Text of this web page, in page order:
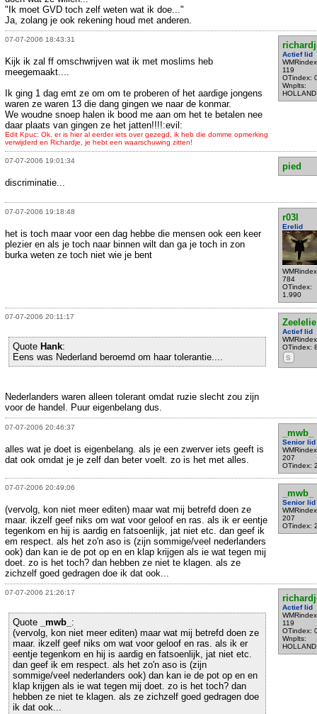
"Ik moet GVD toch zelf weten wat ik doe..."
Ja, zolang je ook rekening houd met anderen.
07-07-2006 18:43:31
Actief lid
119
OTindex:
Wnplts:
HOLLAND
Kijk ik zal ff omschwrijven wat ik met moslims heb
meegemaakt....
Ik ging 1 dag emt ze om om te proberen of het aardige jongens
waren ze waren 13 die dang gingen we naar de konmar.
We woudne snoep halen ik bood me aan om het te betalen nee
daar plaats van gingen ze het jatten!!!!:evil:
Edit Kpuc: Ok, er is hier al eerder iets over gezegd, ik heb die domme opmerking
verwijderd en Richardje, je hebt een waarschuwing zitten!
07-07-2006 19:01:34
pied
discriminatie...
07-07-2006 19:18:48
r03l
Erelid
784
OTindex:
1.990
het is toch maar voor een dag hebbe die mensen ook een keer
plezier en als je toch naar binnen wilt dan ga je toch in zon
burka weten ze toch niet wie je bent
07-07-2006 20:11:17
Zeelelie
Actief lid
OTindex:
S
Quote Hank:
Eens was Nederland beroemd om haar tolerantie....
Nederlanders waren alleen tolerant omdat ruzie slecht zou zijn
voor de handel. Puur eigenbelang dus.
07-07-2006 20:46:37
_mwb_
Senior lid
207
OTindex:
alles wat je doet is eigenbelang. als je een zwerver iets geeft is
dat ook omdat je je zelf dan beter voelt. zo is het met alles.
07-07-2006 20:49:06
_mwb_
Senior lid
207
OTindex:
(vervolg, kon niet meer editen) maar wat mij betrefd doen ze
maar. ikzelf geef niks om wat voor geloof en ras. als ik er eentje
tegenkom en hij is aardig en fatsoenlijk, jat niet etc. dan geef ik
em respect. als het zo'n aso is (zijn sommige/veel nederlanders
ook) dan kan ie de pot op en en klap krijgen als ie wat tegen mij
doet. zo is het toch? dan hebben ze niet te klagen. als ze
zichzelf goed gedragen doe ik dat ook...
07-07-2006 21:26:17
Actief lid
119
OTindex:
Wnplts:
HOLLAND
Quote _mwb_ :
(vervolg, kon niet meer editen) maar wat mij betrefd doen ze
maar. ikzelf geef niks om wat voor geloof en ras. als ik er
eentje tegenkom en hij is aardig en fatsoenlijk, jat niet etc.
dan geef ik em respect. als het zo'n aso is (zijn
sommige/veel nederlanders ook) dan kan ie de pot op en en
klap krijgen als ie wat tegen mij doet. zo is het toch? dan
hebben ze niet te klagen. als ze zichzelf goed gedragen doe
ik dat ook...